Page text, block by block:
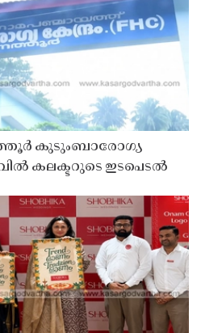
കുടുംബാരോഗ്യ
കലക്ടറുടെ ഇടപെടൽ